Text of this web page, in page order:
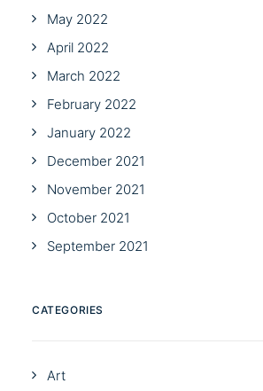
May 2022
April 2022
March 2022
February 2022
January 2022
December 2021
November 2021
October 2021
September 2021
CATEGORIES
Art